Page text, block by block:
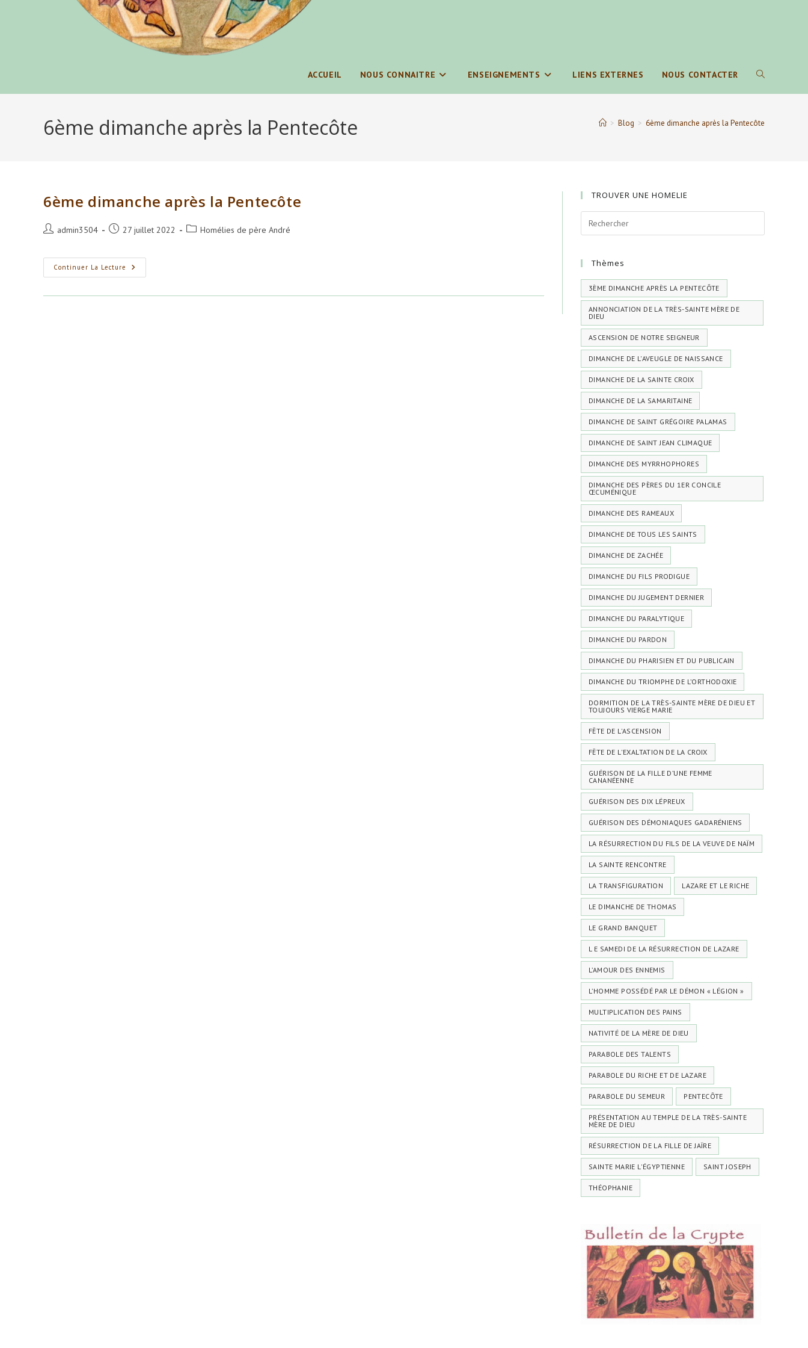
ACCUEIL NOUS CONNAITRE ENSEIGNEMENTS LIENS EXTERNES NOUS CONTACTER TOGGLE
6ème dimanche après la Pentecôte > Blog > 6ème dimanche après la Pentecôte
6ème dimanche après la Pentecôte
Auteur/autrice
publication :
admin3504
Publication
27 juillet 2022
PostHomélies de père André
Continuer La Lecture 6ème Dimanche
Après
Pentecôte
TROUVER UNE HOMELIE
Thèmes
3ÈME DIMANCHE APRÈS LA PENTECÔTE
ANNONCIATION DE LA TRÈS-SAINTE MÈRE DE
DIEU
ASCENSION DE NOTRE SEIGNEUR
DIMANCHE DE L'AVEUGLE DE NAISSANCE
DIMANCHE DE LA SAINTE CROIX
DIMANCHE DE LA SAMARITAINE
DIMANCHE DE SAINT GRÉGOIRE PALAMAS
DIMANCHE DE SAINT JEAN CLIMAQUE
DIMANCHE DES MYRRHOPHORES
DIMANCHE DES PÈRES DU 1ER CONCILE
ŒCUMÉNIQUE
DIMANCHE DES RAMEAUX
DIMANCHE DE TOUS LES SAINTS
DIMANCHE DE ZACHÉE
DIMANCHE DU FILS PRODIGUE
DIMANCHE DU JUGEMENT DERNIER
DIMANCHE DU PARALYTIQUE
DIMANCHE DU PARDON
DIMANCHE DU PHARISIEN ET DU PUBLICAIN
DIMANCHE DU TRIOMPHE DE L’ORTHODOXIE
DORMITION DE LA TRÈS-SAINTE MÈRE DE DIEU ET
TOUJOURS VIERGE MARIE
FÊTE DE L'ASCENSION
FÊTE DE L'EXALTATION DE LA CROIX
GUÉRISON DE LA FILLE D’UNE FEMME
CANANÉENNE
GUÉRISON DES DIX LÉPREUX
GUÉRISON DES DÉMONIAQUES GADARÉNIENS
LA RÉSURRECTION DU FILS DE LA VEUVE DE NAÏM
LA SAINTE RENCONTRE
LA TRANSFIGURATION LAZARE ET LE RICHE
LE DIMANCHE DE THOMAS
LE GRAND BANQUET
L E SAMEDI DE LA RÉSURRECTION DE LAZARE
L’AMOUR DES ENNEMIS
L’HOMME POSSÉDÉ PAR LE DÉMON « LÉGION »
MULTIPLICATION DES PAINS
NATIVITÉ DE LA MÈRE DE DIEU
PARABOLE DES TALENTS
PARABOLE DU RICHE ET DE LAZARE
PARABOLE DU SEMEUR PENTECÔTE
PRÉSENTATION AU TEMPLE DE LA TRÈS-SAINTE
MÈRE DE DIEU
RÉSURRECTION DE LA FILLE DE JAÏRE
SAINTE MARIE L'ÉGYPTIENNE SAINT JOSEPH
THÉOPHANIE